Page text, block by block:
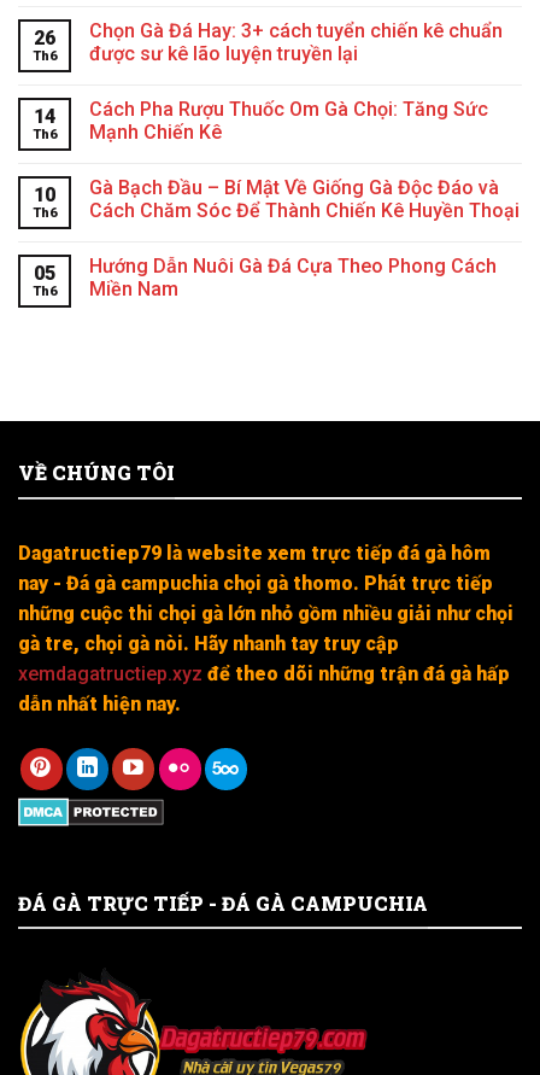
26
Th6
Chọn Gà Đá Hay: 3+ cách tuyển chiến kê chuẩn
được sư kê lão luyện truyền lại
14
Th6
Cách Pha Rượu Thuốc Om Gà Chọi: Tăng Sức
Mạnh Chiến Kê
10
Th6
Gà Bạch Đầu – Bí Mật Về Giống Gà Độc Đáo và
Cách Chăm Sóc Để Thành Chiến Kê Huyền Thoại
05
Th6
Hướng Dẫn Nuôi Gà Đá Cựa Theo Phong Cách
Miền Nam
VỀ CHÚNG TÔI
Dagatructiep79 là website xem trực tiếp đá gà hôm
nay - Đá gà campuchia chọi gà thomo. Phát trực tiếp
những cuộc thi chọi gà lớn nhỏ gồm nhiều giải như chọi
gà tre, chọi gà nòi. Hãy nhanh tay truy cập
xemdagatructiep.xyz để theo dõi những trận đá gà hấp
dẫn nhất hiện nay.
ĐÁ GÀ TRỰC TIẾP - ĐÁ GÀ CAMPUCHIA